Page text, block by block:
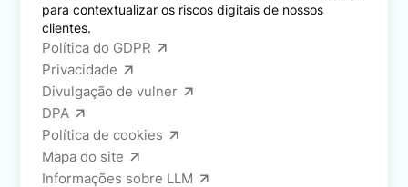
para contextualizar os riscos digitais de nossos
clientes.
Política do GDPR
Privacidade
Divulgação de vulner
DPA
Política de cookies
Mapa do site
Informações sobre LLM